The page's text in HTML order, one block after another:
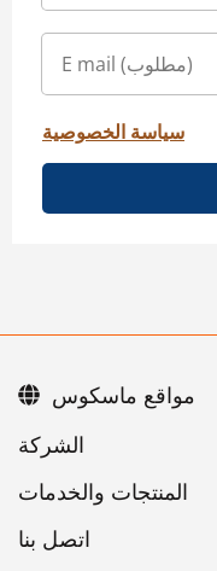
سياسة الخصوصية
اتصل بنا
مواقع ماسكوس